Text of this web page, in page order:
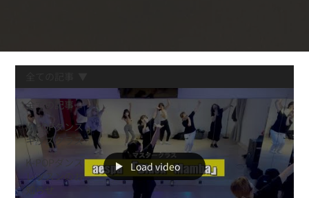
全ての記事
K-POPダンス
キッズクラス
K-POPダンス
レッスンのお
知らせ
Load video